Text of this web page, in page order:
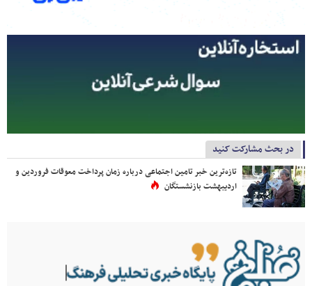
در بحث مشارکت کنید
تازه‌ترین خبر تامین اجتماعی درباره زمان پرداخت معوقات فروردین و
اردیبهشت بازنشستگان